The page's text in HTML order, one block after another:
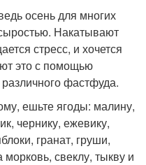
осень для многих
Накатывают
стресс, и хочется
это с помощью
фастфуда.
ешьте ягоды: малину,
чернику, ежевику,
гранат, груши,
свеклу, тыкву и